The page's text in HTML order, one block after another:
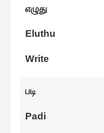
எழுது
Eluthu
Write
படி
Padi